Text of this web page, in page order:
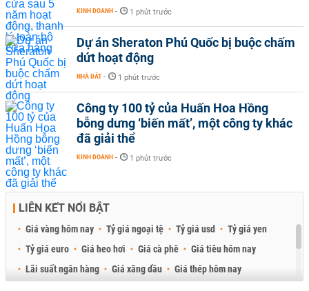
KINH DOANH - 1 phút trước
Dự án Sheraton Phú Quốc bị buộc chấm
dứt hoạt động
NHÀ ĐẤT - 1 phút trước
Công ty 100 tỷ của Huấn Hoa Hồng
bỗng dưng ‘biến mất’, một công ty khác
đã giải thể
KINH DOANH - 1 phút trước
LIÊN KẾT NỔI BẬT
Giá vàng hôm nay Tỷ giá ngoại tệ Tỷ giá usd
Tỷ giá yen
Tỷ giá euro
Giá heo hơi Giá cà phê
Giá tiêu hôm nay
Lãi suất ngân hàng
Giá xăng dầu
Giá thép hôm nay